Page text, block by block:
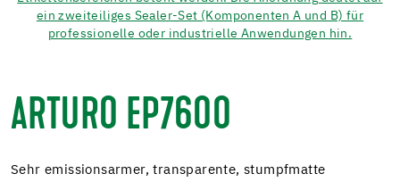
ARTURO EP7600
Sehr emissionsarmer, transparente, stumpfmatte